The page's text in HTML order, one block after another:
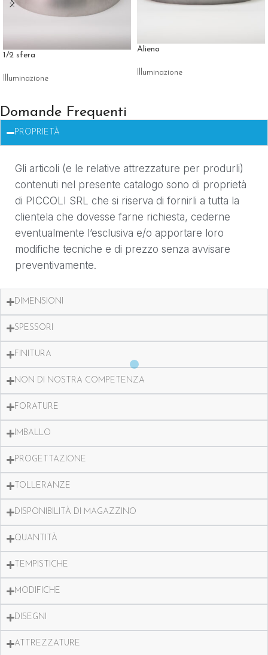
1/2 sfera
Illuminazione
Alieno
Illuminazione
Domande Frequenti
PROPRIETÀ
Gli articoli (e le relative attrezzature per produrli)
contenuti nel presente catalogo sono di proprietà
di PICCOLI SRL che si riserva di fornirli a tutta la
clientela che dovesse farne richiesta, cederne
eventualmente l’esclusiva e/o apportare loro
modifiche tecniche e di prezzo senza avvisare
preventivamente.
DIMENSIONI
SPESSORI
FINITURA
NON DI NOSTRA COMPETENZA
FORATURE
IMBALLO
PROGETTAZIONE
TOLLERANZE
DISPONIBILITÀ DI MAGAZZINO
QUANTITÀ
TEMPISTICHE
MODIFICHE
DISEGNI
ATTREZZATURE